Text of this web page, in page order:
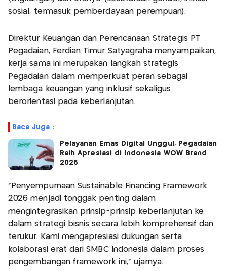
sosial, termasuk pemberdayaan perempuan).
Direktur Keuangan dan Perencanaan Strategis PT
Pegadaian, Ferdian Timur Satyagraha menyampaikan,
kerja sama ini merupakan langkah strategis
Pegadaian dalam memperkuat peran sebagai
lembaga keuangan yang inklusif sekaligus
berorientasi pada keberlanjutan.
Baca Juga :
Pelayanan Emas Digital Unggul, Pegadaian
Raih Apresiasi di Indonesia WOW Brand
2026
"Penyempurnaan Sustainable Financing Framework
2026 menjadi tonggak penting dalam
mengintegrasikan prinsip-prinsip keberlanjutan ke
dalam strategi bisnis secara lebih komprehensif dan
terukur. Kami mengapresiasi dukungan serta
kolaborasi erat dari SMBC Indonesia dalam proses
pengembangan framework ini," ujarnya.